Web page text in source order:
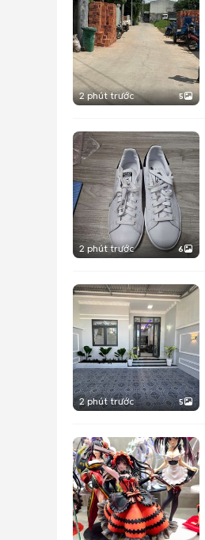
2 phút trước 5
2 phút trước 6
2 phút trước 5